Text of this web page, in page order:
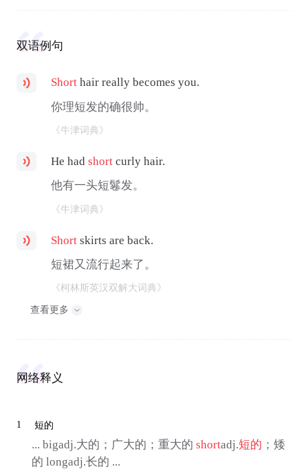
双语例句
Short hair really becomes you.
你理短发的确很帅。
《牛津词典》
He hadshort curly hair.
他有一头短鬈发。
《牛津词典》
Short skirts are back.
短裙又流行起来了。
《柯林斯英汉双解大词典》
查看更多
网络释义
1 短的
... bigadj.大的；广大的；重大的 shortadj.短的 ；矮
的 longadj.长的 ...